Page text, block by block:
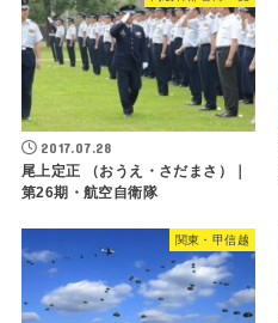
2017.07.28
尾上定正 （おうえ・さだまさ）｜
第26期・航空自衛隊
関東・甲信越